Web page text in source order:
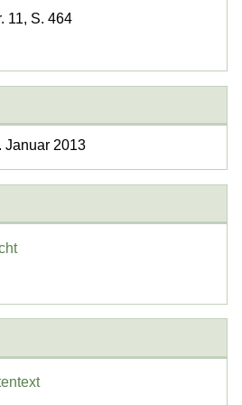
11, S. 464
Januar 2013